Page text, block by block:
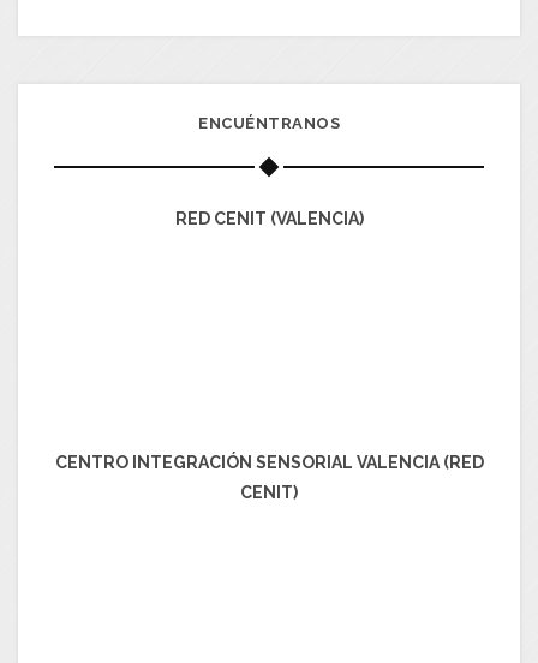
ENCUÉNTRANOS
RED CENIT (VALENCIA)
CENTRO INTEGRACIÓN SENSORIAL VALENCIA (RED
CENIT)